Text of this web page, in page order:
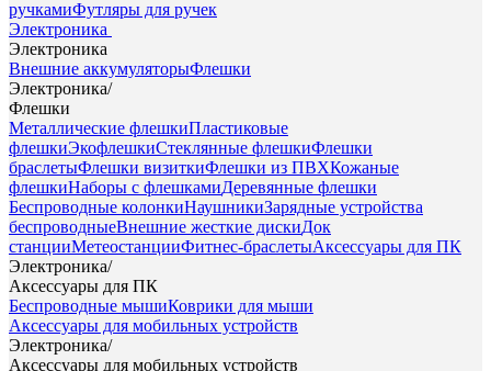
ручкамиФутляры для ручек
Электроника
Электроника
Внешние аккумуляторыФлешки
Электроника/
Флешки
Металлические флешкиПластиковые
флешкиЭкофлешкиСтеклянные флешкиФлешки
браслетыФлешки визиткиФлешки из ПВХКожаные
флешкиНаборы с флешкамиДеревянные флешки
Беспроводные колонкиНаушникиЗарядные устройства
беспроводныеВнешние жесткие дискиДок
станцииМетеостанцииФитнес-браслетыАксессуары для ПК
Электроника/
Аксессуары для ПК
Беспроводные мышиКоврики для мыши
Аксессуары для мобильных устройств
Электроника/
Аксессуары для мобильных устройств